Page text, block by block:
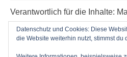
Verantwortlich für die Inhalte:
Ziegelacker 20, D-63599
post@radioblog.eu
Technik und Administration:
Datenschutz und Cookies: Diese
die Website weiterhin nutzt, stimmst